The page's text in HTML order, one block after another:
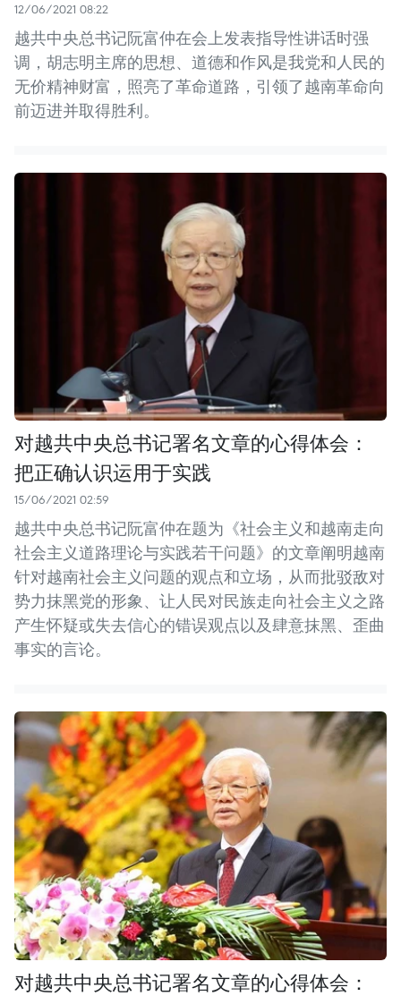
12/06/2021 08:22
越共中央总书记阮富仲在会上发表指导性讲话时强
调，胡志明主席的思想、道德和作风是我党和人民的
无价精神财富，照亮了革命道路，引领了越南革命向
前迈进并取得胜利。
对越共中央总书记署名文章的心得体会：
把正确认识运用于实践
15/06/2021 02:59
越共中央总书记阮富仲在题为《社会主义和越南走向
社会主义道路理论与实践若干问题》的文章阐明越南
针对越南社会主义问题的观点和立场，从而批驳敌对
势力抹黑党的形象、让人民对民族走向社会主义之路
产生怀疑或失去信心的错误观点以及肆意抹黑、歪曲
事实的言论。
对越共中央总书记署名文章的心得体会：